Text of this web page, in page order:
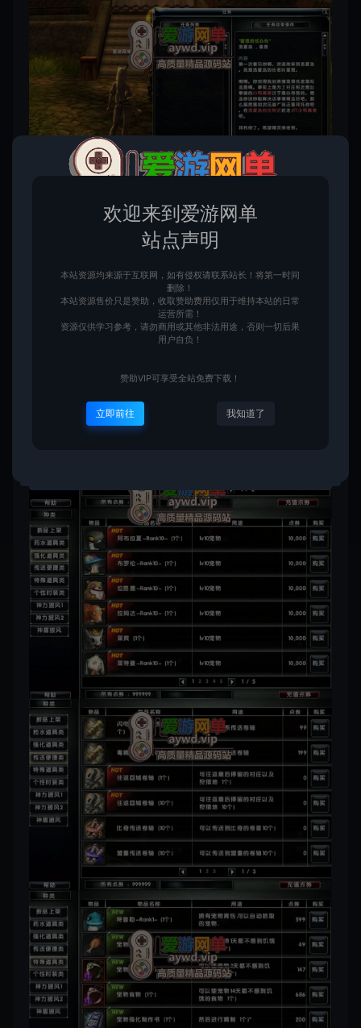
欢迎来到爱游网单
站点声明
本站资源均来源于互联网，如有侵权请联系站长！将第一时间
删除！
本站资源售价只是赞助，收取赞助费用仅用于维持本站的日常
运营所需！
资源仅供学习参考，请勿商用或其他非法用途，否则一切后果
用户自负！
赞助VIP可享受全站免费下载！
立即前往 我知道了